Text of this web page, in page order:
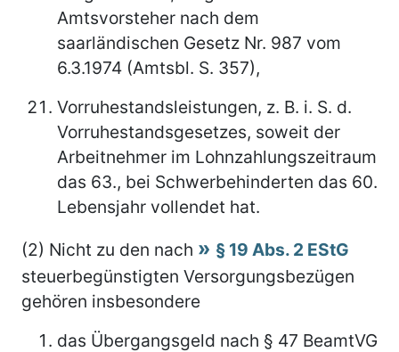
Amtsvorsteher nach dem
saarländischen Gesetz Nr. 987 vom
6.3.1974 (Amtsbl. S. 357),
Vorruhestandsleistungen, z. B. i. S. d.
Vorruhestandsgesetzes, soweit der
Arbeitnehmer im Lohnzahlungszeitraum
das 63., bei Schwerbehinderten das 60.
Lebensjahr vollendet hat.
(2) Nicht zu den nach
§ 19 Abs. 2 EStG
steuerbegünstigten Versorgungsbezügen
gehören insbesondere
das Übergangsgeld nach § 47 BeamtVG